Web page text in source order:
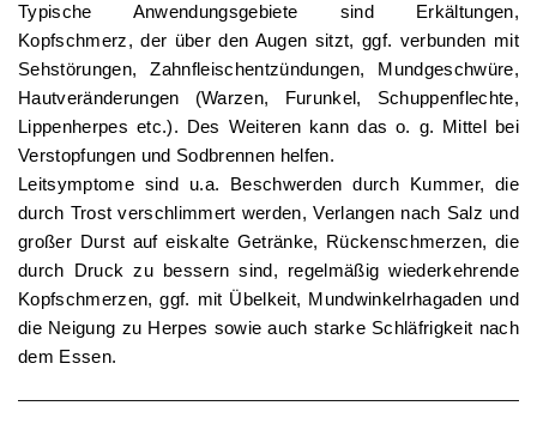
Typische Anwendungsgebiete sind Erkältungen,
Kopfschmerz, der über den Augen sitzt, ggf. verbunden mit
Sehstörungen, Zahnfleischentzündungen, Mundgeschwüre,
Hautveränderungen (Warzen, Furunkel, Schuppenflechte,
Lippenherpes etc.). Des Weiteren kann das o. g. Mittel bei
Verstopfungen und Sodbrennen helfen.
Leitsymptome sind u.a. Beschwerden durch Kummer, die
durch Trost verschlimmert werden, Verlangen nach Salz und
großer Durst auf eiskalte Getränke, Rückenschmerzen, die
durch Druck zu bessern sind, regelmäßig wiederkehrende
Kopfschmerzen, ggf. mit Übelkeit, Mundwinkelrhagaden und
die Neigung zu Herpes sowie auch starke Schläfrigkeit nach
dem Essen.